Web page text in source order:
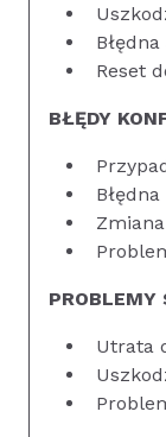
Reset
BŁĘDY
PROBLEMY
Utrata